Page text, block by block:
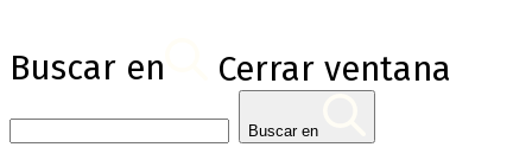
Buscar en Cerrar ventana
Buscar en